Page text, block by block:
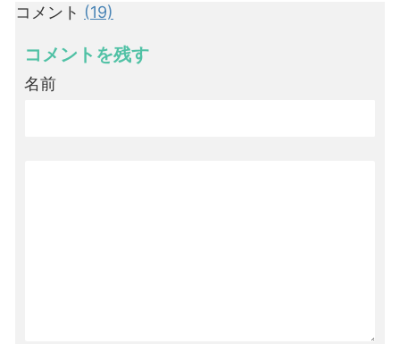
コメント (19)
コメントを残す
名前